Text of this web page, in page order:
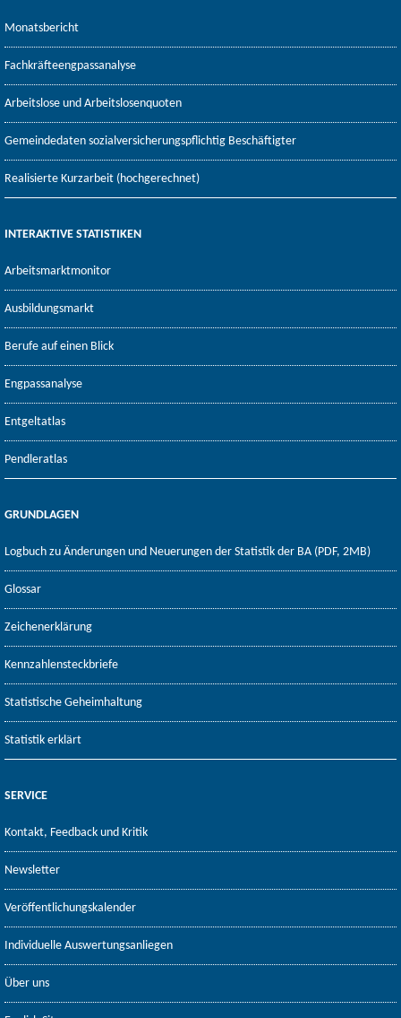
Monatsbericht
Fachkräfteengpassanalyse
Arbeitslose und Arbeitslosenquoten
Gemeindedaten sozialversicherungspflichtig Beschäftigter
Realisierte Kurzarbeit (hochgerechnet)
INTERAKTIVE STATISTIKEN
Arbeitsmarktmonitor
Ausbildungsmarkt
Berufe auf einen Blick
Engpassanalyse
Entgeltatlas
Pendleratlas
GRUNDLAGEN
Logbuch zu Änderungen und Neuerungen der Statistik der BA (PDF, 2MB)
Glossar
Zeichenerklärung
Kennzahlensteckbriefe
Statistische Geheimhaltung
Statistik erklärt
SERVICE
Kontakt, Feedback und Kritik
Newsletter
Veröffentlichungskalender
Individuelle Auswertungsanliegen
Über uns